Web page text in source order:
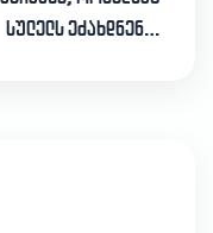
სულელს ეძახდნენ…